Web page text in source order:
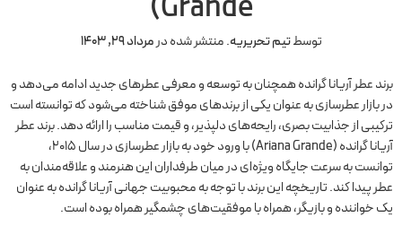
توسطتیم تحریریه.منتشر شده درمرداد 29, 1403
برند عطر آریانا گرانده همچنان به توسعه و معرفی عطرهای جدید ادامه می‌دهد و
در بازار عطرسازی به عنوان یکی از برندهای موفق شناخته می‌شود که توانسته است
ترکیبی از جذابیت بصری، رایحه‌های دلپذیر، و قیمت مناسب را ارائه دهد. برند عطر
آریانا گرانده (Ariana Grande) با ورود خود به بازار عطرسازی در سال 2015،
توانست به سرعت جایگاه ویژه‌ای در میان طرفداران این هنرمند و علاقه‌مندان به
عطر پیدا کند. تاریخچه این برند با توجه به محبوبیت جهانی آریانا گرانده به عنوان
یک خواننده و بازیگر، همراه با موفقیت‌های چشمگیر همراه بوده است.